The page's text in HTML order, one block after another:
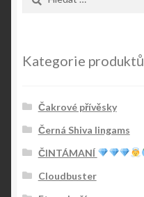
Kategorie produktů
Čakrové přívěsky
Černá Shiva lingams
ČINTÁMANÍ
Cloudbuster